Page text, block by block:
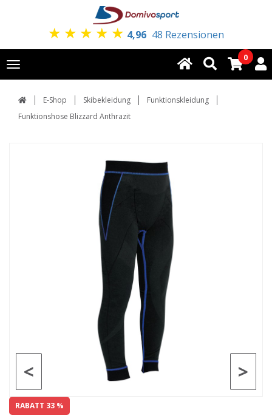
★ ★ ★ ★ ★ 4,96 48 Rezensionen
Toggle
navigation
0
E-Shop Skibekleidung
Funktionskleidung
Funktionshose Blizzard Anthrazit
>
<
RABATT 33 %